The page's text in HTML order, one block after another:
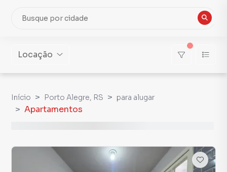
Locação
Início Porto Alegre, RS para alugar
Apartamentos